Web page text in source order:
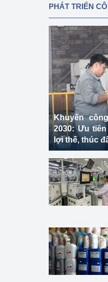
PHÁT TRIỂN
Khuyến
2030: Ưu
lợi thế, thúc